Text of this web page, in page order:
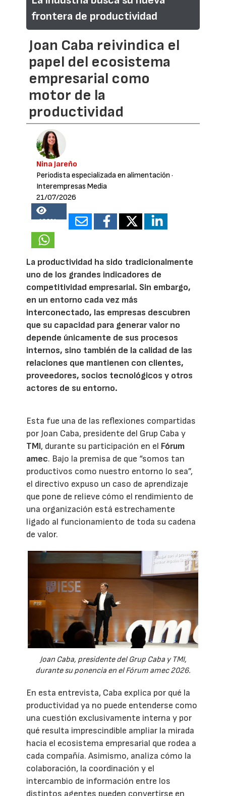
frontera de productividad
Joan Caba reivindica el
papel del ecosistema
empresarial como
motor de la
productividad
Nina Jareño
Periodista especializada en alimentación ·
Interempresas Media
21/07/2026
18201
La productividad ha sido tradicionalmente
uno de los grandes indicadores de
competitividad empresarial. Sin embargo,
en un entorno cada vez más
interconectado, las empresas descubren
que su capacidad para generar valor no
depende únicamente de sus procesos
internos, sino también de la calidad de las
relaciones que mantienen con clientes,
proveedores, socios tecnológicos y otros
actores de su entorno.
Esta fue una de las reflexiones compartidas
por Joan Caba, presidente del Grup Caba y
TMI, durante su participación en el Fórum
amec. Bajo la premisa de que “somos tan
productivos como nuestro entorno lo sea”,
el directivo expuso un caso de aprendizaje
que pone de relieve cómo el rendimiento de
una organización está estrechamente
ligado al funcionamiento de toda su cadena
de valor.
Joan Caba, presidente del Grup Caba y TMI,
durante su ponencia en el Fórum amec 2026.
En esta entrevista, Caba explica por qué la
productividad ya no puede entenderse como
una cuestión exclusivamente interna y por
qué resulta imprescindible ampliar la mirada
hacia el ecosistema empresarial que rodea a
cada compañía. Asimismo, analiza cómo la
colaboración, la coordinación y el
intercambio de información entre los
distintos agentes pueden convertirse en